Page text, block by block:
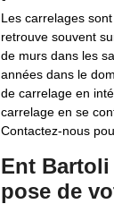
Les carrelages
retrouve souvent
de murs dans les
années dans le
de carrelage en
carrelage en se
Contactez-nous
Ent
pose de